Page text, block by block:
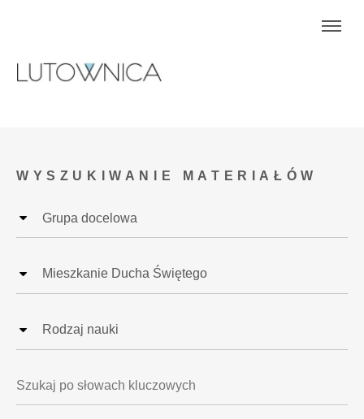
WYSZUKIWANIE MATERIAŁÓW